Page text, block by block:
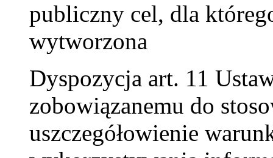
publiczny cel, dla
wytworzona
Dyspozycja art. 11
zobowiązanemu do
uszczegółowienie